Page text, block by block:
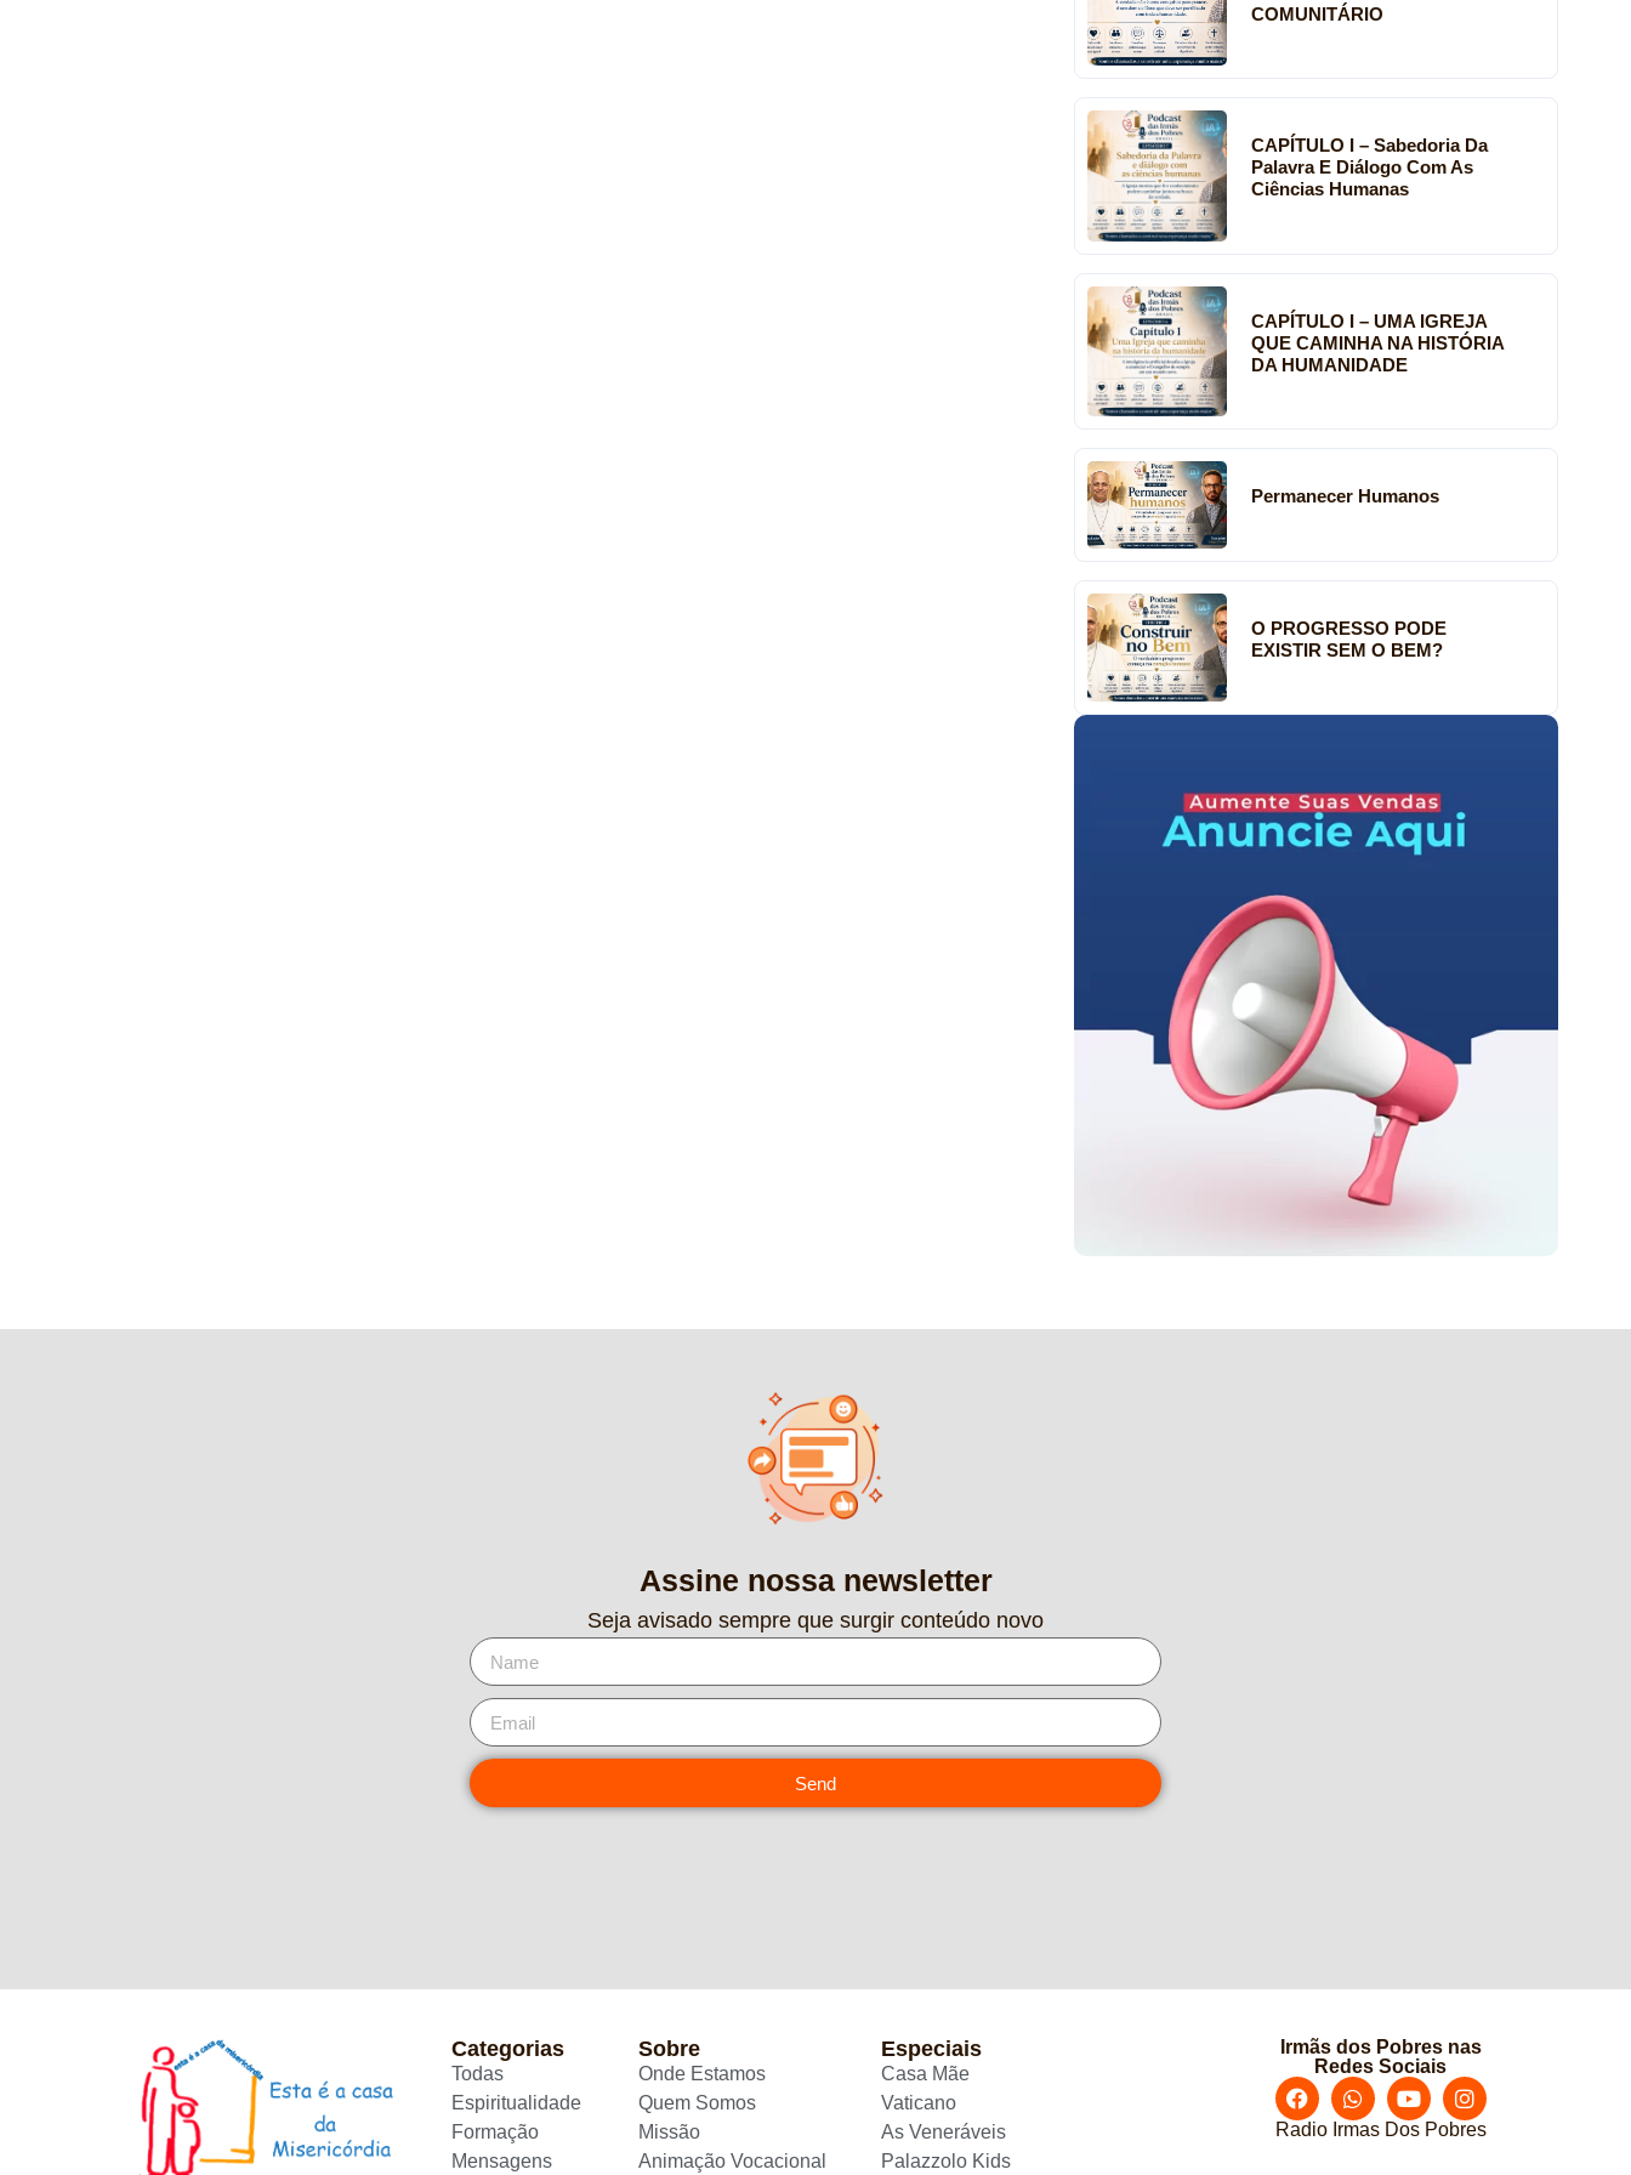
COMUNITÁRIO
CAPÍTULO I – Sabedoria Da
Palavra E Diálogo Com As
Ciências Humanas
CAPÍTULO I – UMA IGREJA
QUE CAMINHA NA HISTÓRIA
DA HUMANIDADE
Permanecer Humanos
O PROGRESSO PODE
EXISTIR SEM O BEM?
Assine nossa newsletter
Seja avisado sempre que surgir conteúdo novo
Send
Categorias
Todas
Espiritualidade
Formação
Mensagens
Sobre
Onde Estamos
Quem Somos
Missão
Animação Vocacional
Especiais
Casa Mãe
Vaticano
As Veneráveis
Palazzolo Kids
Irmãs dos Pobres nas
Redes Sociais
Radio Irmas Dos Pobres